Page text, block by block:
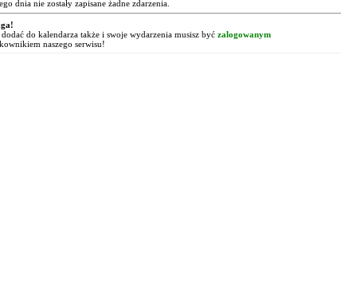
dnia nie zostały zapisane żadne zdarzenia.
do kalendarza także i swoje wydarzenia musisz być zalogowanym
naszego serwisu!